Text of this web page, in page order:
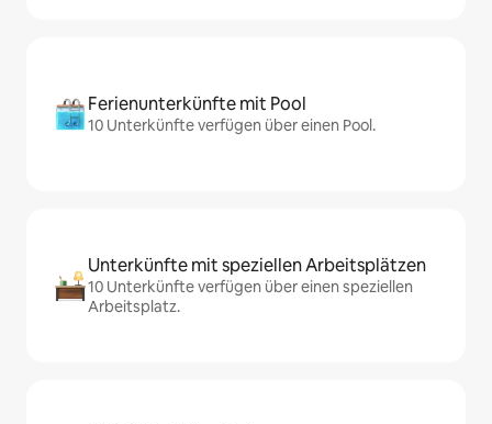
Ferienunterkünfte mit Pool
10 Unterkünfte verfügen über einen Pool.
Unterkünfte mit speziellen Arbeitsplätzen
10 Unterkünfte verfügen über einen speziellen
Arbeitsplatz.